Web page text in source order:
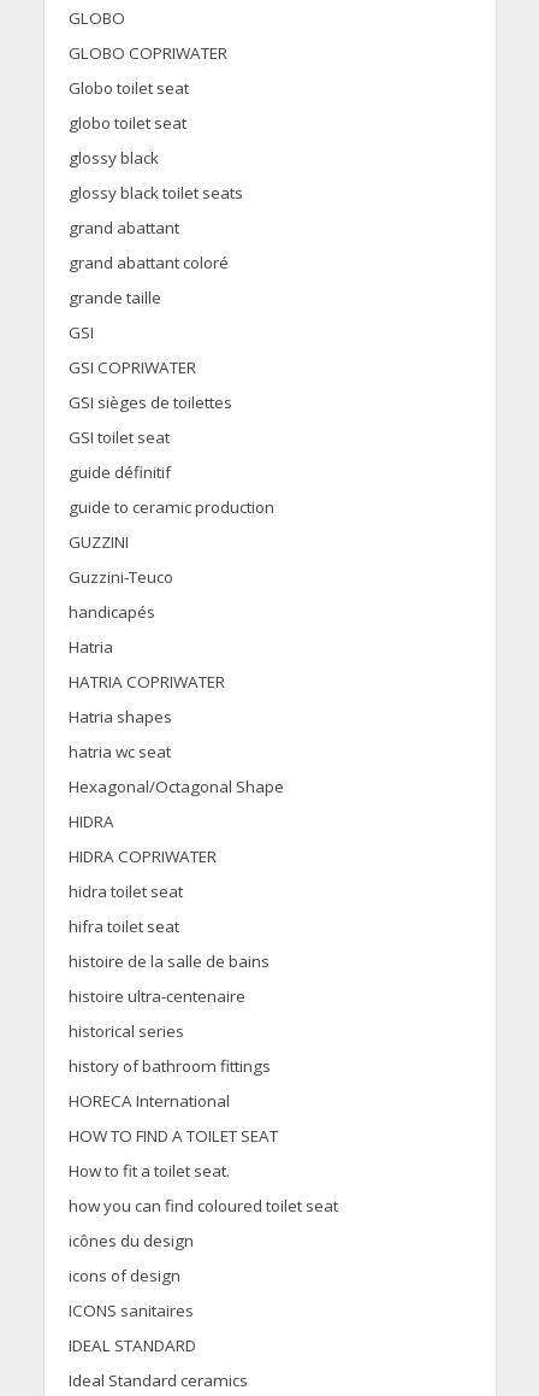
GLOBO
GLOBO COPRIWATER
Globo toilet seat
globo toilet seat
glossy black
glossy black toilet seats
grand abattant
grand abattant coloré
grande taille
GSI
GSI COPRIWATER
GSI sièges de toilettes
GSI toilet seat
guide définitif
guide to ceramic production
GUZZINI
Guzzini-Teuco
handicapés
Hatria
HATRIA COPRIWATER
Hatria shapes
hatria wc seat
Hexagonal/Octagonal Shape
HIDRA
HIDRA COPRIWATER
hidra toilet seat
hifra toilet seat
histoire de la salle de bains
histoire ultra-centenaire
historical series
history of bathroom fittings
HORECA International
HOW TO FIND A TOILET SEAT
How to fit a toilet seat.
how you can find coloured toilet seat
icônes du design
icons of design
ICONS sanitaires
IDEAL STANDARD
Ideal Standard ceramics